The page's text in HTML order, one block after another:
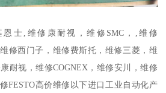
士,维修康耐视，维修SMC，,维修
修西门子，维修费斯托，维修三菱，维
耐视，维修COGNEX，维修安川，维修
FESTO高价维修以下进口工业自动化产